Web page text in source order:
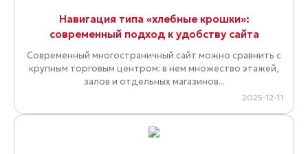
Навигация типа «хлебные крошки»:
современный подход к удобству сайта
Современный многостраничный сайт можно сравнить с
крупным торговым центром: в нем множество этажей,
залов и отдельных магазинов...
2025-12-11